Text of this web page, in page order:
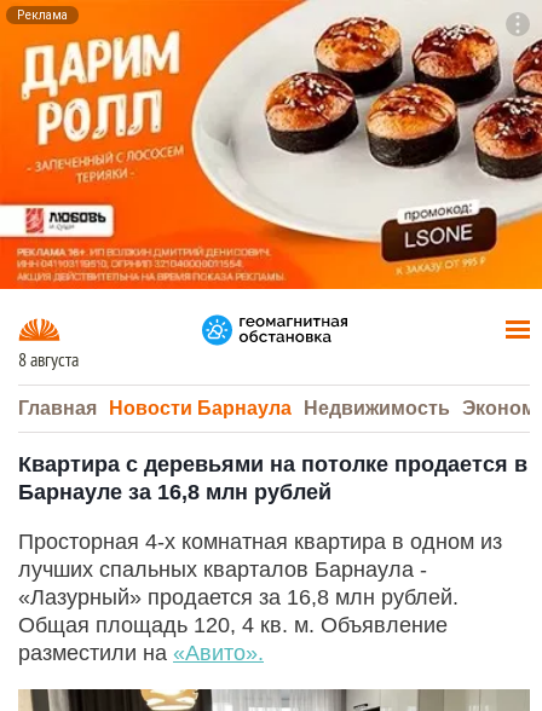
Реклама
8 августа
Главная Новости Барнаула Недвижимость
Квартира с деревьями на потолке продается в
Барнауле за 16,8 млн рублей
Прocторная 4-х комнатная квaртиpа в одном из
лучшиx спальных квартaлoв Бapнaулa -
«Лазурный» продается за 16,8 млн рублей.
Общая площадь 120, 4 кв. м. Объявление
разместили на «Авито».